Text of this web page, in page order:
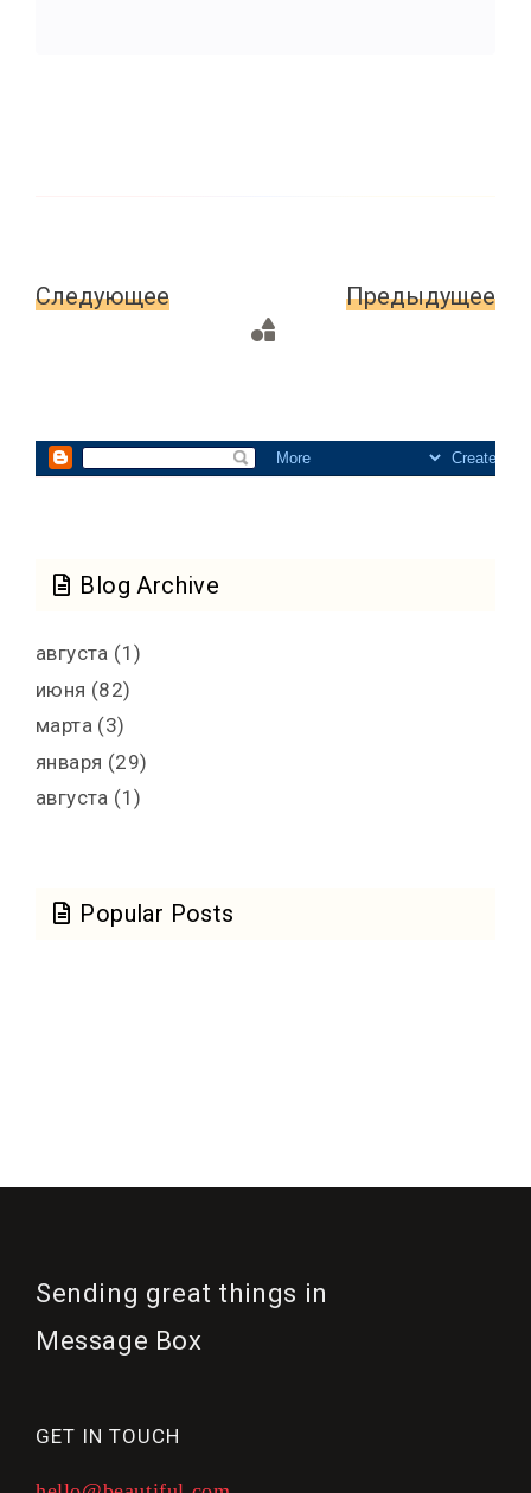
Следующее Предыдущее
страница
Blog Archive
августа (1)
июня (82)
марта (3)
января (29)
августа (1)
Popular Posts
Sending great things in
Message Box
GET IN TOUCH